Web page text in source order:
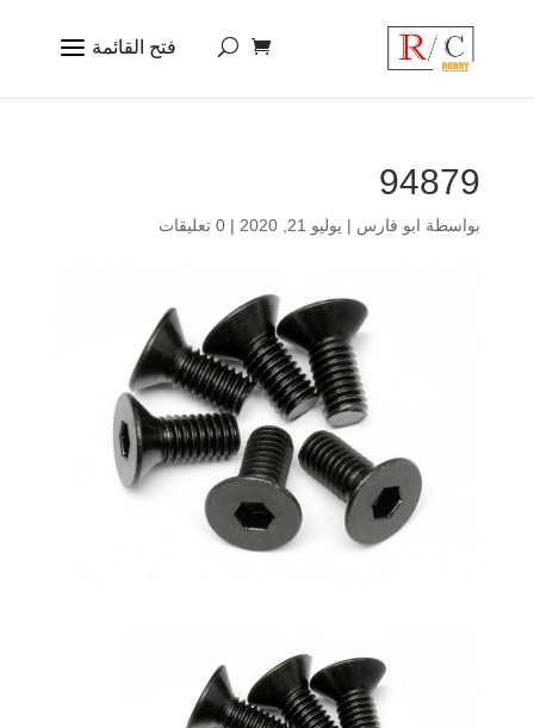
94879
بواسطة ابو فارس | يوليو 21, 2020 | 0 تعليقات